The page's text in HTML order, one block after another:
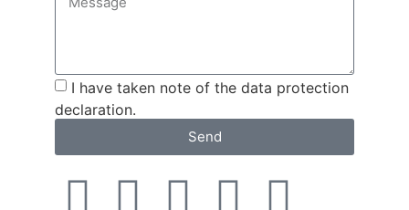
I have taken note of the data protection
declaration.
Send